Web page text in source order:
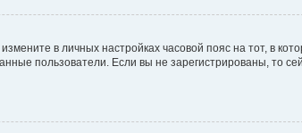
в личных настройках часовой пояс на тот, в
пользователи. Если вы не зарегистрированы, то